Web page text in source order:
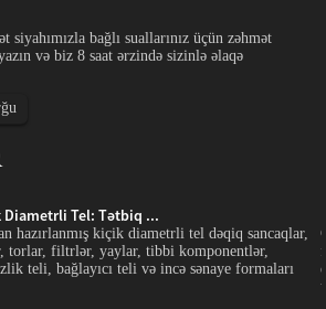
siyahımızla bağlı suallarınız üçün zəhmət
və biz 8 saat ərzində sizinlə əlaqə
Diametrli Tel: Tətbiq ...
hazırlanmış kiçik diametrli tel dəqiq sancaqlar,
torlar, filtrlər, yaylar, tibbi komponentlər,
teli, bağlayıcı teli və incə sənaye formaları